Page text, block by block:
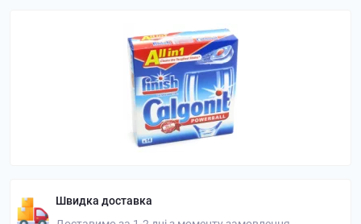
Швидка доставка